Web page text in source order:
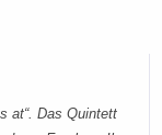
at“. Das Quintett